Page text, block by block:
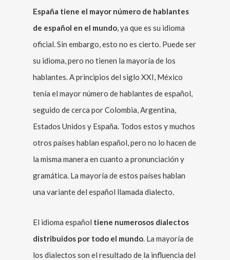
España tiene el mayor número de hablantes
de español en el mundo, ya que es su idioma
oficial. Sin embargo, esto no es cierto. Puede ser
su idioma, pero no tienen la mayoría de los
hablantes. A principios del siglo XXI, México
tenía el mayor número de hablantes de español,
seguido de cerca por Colombia, Argentina,
Estados Unidos y España. Todos estos y muchos
otros países hablan español, pero no lo hacen de
la misma manera en cuanto a pronunciación y
gramática. La mayoría de estos países hablan
una variante del español llamada dialecto.
El idioma español tiene numerosos dialectos
distribuidos por todo el mundo. La mayoría de
los dialectos son el resultado de la influencia del